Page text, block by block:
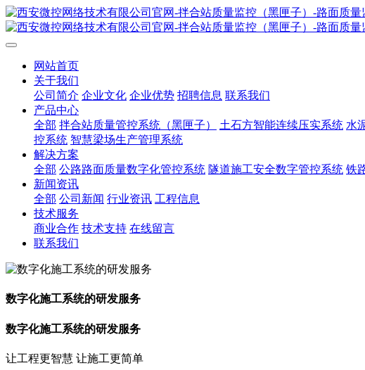
网站首页
关于我们
公司简介 企业文化 企业优势 招聘信息 联系我们
产品中心
全部 拌合站质量管控系统（黑匣子） 土石方智能连续压实系统 水
控系统 智慧梁场生产管理系统
解决方案
全部 公路路面质量数字化管控系统 隧道施工安全数字管控系统 铁
新闻资讯
全部 公司新闻 行业资讯 工程信息
技术服务
商业合作 技术支持 在线留言
联系我们
数字化施工系统的研发服务
数字化施工系统的研发服务
让工程更智慧 让施工更简单